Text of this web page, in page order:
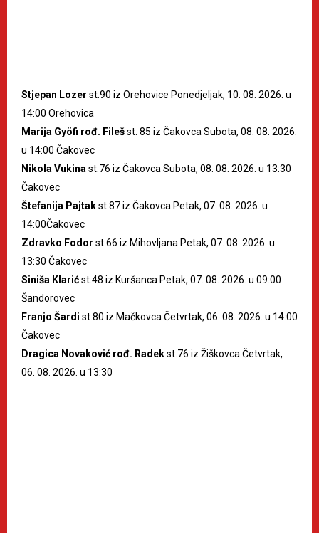
Stjepan Lozer st.90 iz Orehovice Ponedjeljak, 10. 08. 2026. u
14:00 Orehovica
Marija Gyöfi rođ. Filešst. 85 iz Čakovca Subota, 08. 08. 2026.
u 14:00 Čakovec
Nikola Vukina st.76 iz Čakovca Subota, 08. 08. 2026. u 13:30
Čakovec
Štefanija Pajtakst.87 iz Čakovca Petak, 07. 08. 2026. u
14:00Čakovec
Zdravko Fodor st.66 iz Mihovljana Petak, 07. 08. 2026. u
13:30 Čakovec
Siniša Klarićst.48 iz Kuršanca Petak, 07. 08. 2026. u 09:00
Šandorovec
Franjo Šardi st.80 iz Mačkovca Četvrtak, 06. 08. 2026. u 14:00
Čakovec
Dragica Novaković rođ. Radekst.76 iz Žiškovca Četvrtak,
06. 08. 2026. u 13:30